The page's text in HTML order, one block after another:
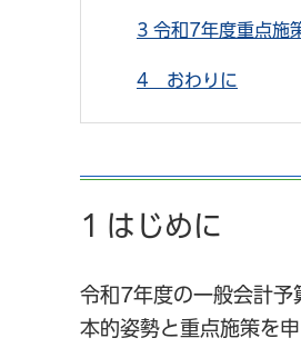
3 令和7年度重点施
4 おわりに
1 はじめに
令和7年度の一般会計予
本的姿勢と重点施策を申